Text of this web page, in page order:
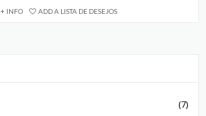
+ INFO ADD A LISTA DE DESEJOS
(7)